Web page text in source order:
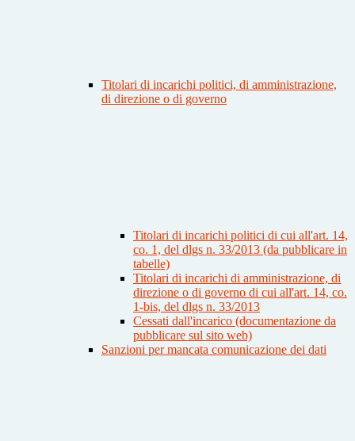
Titolari di incarichi politici, di amministrazione,
di direzione o di governo
Titolari di incarichi politici di cui all'art. 14,
co. 1, del dlgs n. 33/2013 (da pubblicare in
tabelle)
Titolari di incarichi di amministrazione, di
direzione o di governo di cui all'art. 14, co.
1-bis, del dlgs n. 33/2013
Cessati dall'incarico (documentazione da
pubblicare sul sito web)
Sanzioni per mancata comunicazione dei dati